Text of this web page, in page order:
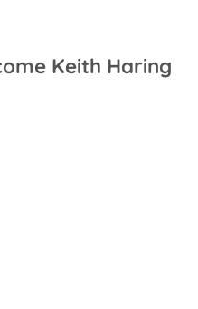
Keith Haring